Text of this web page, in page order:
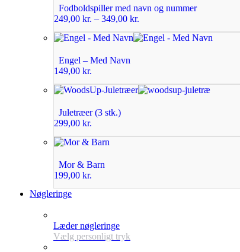
Fodboldspiller med navn og nummer
249,00 kr. – 349,00 kr.
Engel – Med Navn
149,00 kr.
Juletræer (3 stk.)
299,00 kr.
Mor & Barn
199,00 kr.
Nøgleringe
Læder nøgleringe
Vælg personligt tryk